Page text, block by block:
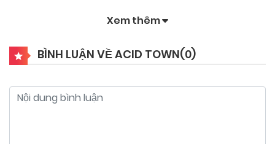
Xem thêm
BÌNH LUẬN VỀ ACID TOWN(0)